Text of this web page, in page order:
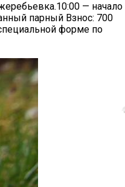
— начало
парный Взнос: 700
форме по